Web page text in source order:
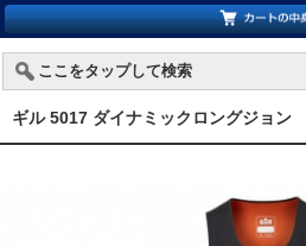
ここをタップして検索
ギル 5017 ダイナミックロングジョ